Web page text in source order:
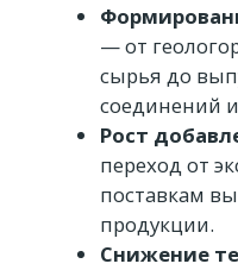
— от
сырья до
соединений
Рост
переход от
поставкам
продукции.
Снижение